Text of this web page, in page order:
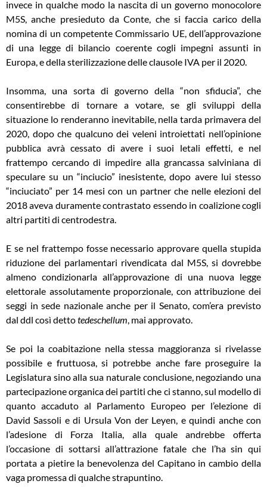
invece in qualche modo la nascita di un governo monocolore
M5S, anche presieduto da Conte, che si faccia carico della
nomina di un competente Commissario UE, dell’approvazione
di una legge di bilancio coerente cogli impegni assunti in
Europa, e della sterilizzazione delle clausole IVA per il 2020.
Insomma, una sorta di governo della “non sfiducia”, che
consentirebbe di tornare a votare, se gli sviluppi della
situazione lo renderanno inevitabile, nella tarda primavera del
2020, dopo che qualcuno dei veleni introiettati nell’opinione
pubblica avrà cessato di avere i suoi letali effetti, e nel
frattempo cercando di impedire alla grancassa salviniana di
speculare su un “inciucio” inesistente, dopo avere lui stesso
“inciuciato” per 14 mesi con un partner che nelle elezioni del
2018 aveva duramente contrastato essendo in coalizione cogli
altri partiti di centrodestra.
E se nel frattempo fosse necessario approvare quella stupida
riduzione dei parlamentari rivendicata dal M5S, si dovrebbe
almeno condizionarla all’approvazione di una nuova legge
elettorale assolutamente proporzionale, con attribuzione dei
seggi in sede nazionale anche per il Senato, com’era previsto
dal ddl così dettotedeschellum, mai approvato.
Se poi la coabitazione nella stessa maggioranza si rivelasse
possibile e fruttuosa, si potrebbe anche fare proseguire la
Legislatura sino alla sua naturale conclusione, negoziando una
partecipazione organica dei partiti che ci stanno, sul modello di
quanto accaduto al Parlamento Europeo per l’elezione di
David Sassoli e di Ursula Von der Leyen, e quindi anche con
l’adesione di Forza Italia, alla quale andrebbe offerta
l’occasione di sottarsi all’attrazione fatale che l’ha sin qui
portata a pietire la benevolenza del Capitano in cambio della
vaga promessa di qualche strapuntino.